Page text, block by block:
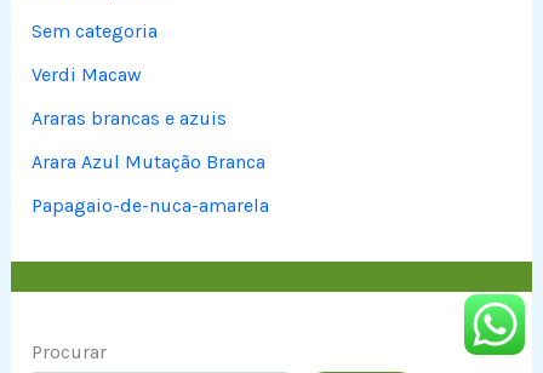
Sem categoria
Verdi Macaw
Araras brancas e azuis
Arara Azul Mutação Branca
Papagaio-de-nuca-amarela
Procurar